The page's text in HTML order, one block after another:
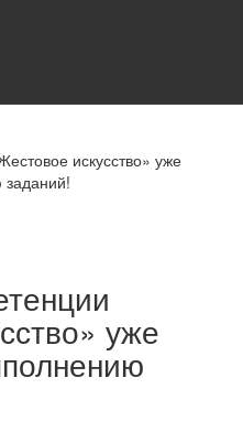
искусство» уже
заданий!
уже